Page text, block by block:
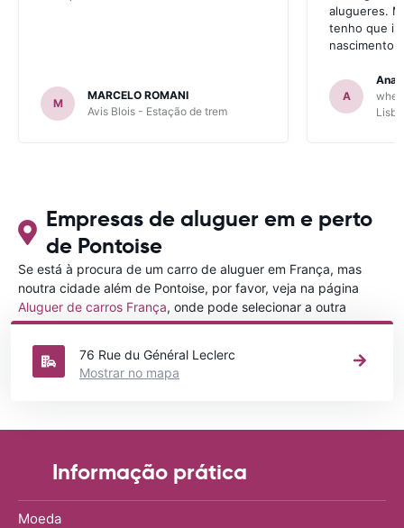
M
MARCELO ROMANI
Avis Blois - Estação de trem
alugueres.
tenho que
nascimento
A
Ana
Empresas de aluguer em e perto
de Pontoise
Se está à procura de um carro de aluguer em França, mas
noutra cidade além de Pontoise, por favor, veja na página
Aluguer de carros França, onde pode selecionar a outra
cidade em França que gostaria de alugar um carro
76 Rue du Général Leclerc
Mostrar no mapa
Informação prática
Moeda